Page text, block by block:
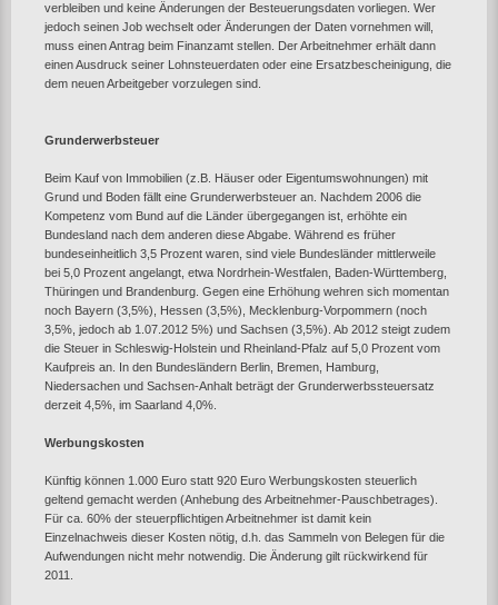
verbleiben und keine Änderungen der Besteuerungsdaten vorliegen. Wer
jedoch seinen Job wechselt oder Änderungen der Daten vornehmen will,
muss einen Antrag beim Finanzamt stellen. Der Arbeitnehmer erhält dann
einen Ausdruck seiner Lohnsteuerdaten oder eine Ersatzbescheinigung, die
dem neuen Arbeitgeber vorzulegen sind.
Grunderwerbsteuer
Beim Kauf von Immobilien (z.B. Häuser oder Eigentumswohnungen) mit
Grund und Boden fällt eine Grunderwerbsteuer an. Nachdem 2006 die
Kompetenz vom Bund auf die Länder übergegangen ist, erhöhte ein
Bundesland nach dem anderen diese Abgabe. Während es früher
bundeseinheitlich 3,5 Prozent waren, sind viele Bundesländer mittlerweile
bei 5,0 Prozent angelangt, etwa Nordrhein-Westfalen, Baden-Württemberg,
Thüringen und Brandenburg. Gegen eine Erhöhung wehren sich momentan
noch Bayern (3,5%), Hessen (3,5%), Mecklenburg-Vorpommern (noch
3,5%, jedoch ab 1.07.2012 5%) und Sachsen (3,5%). Ab 2012 steigt zudem
die Steuer in Schleswig-Holstein und Rheinland-Pfalz auf 5,0 Prozent vom
Kaufpreis an. In den Bundesländern Berlin, Bremen, Hamburg,
Niedersachen und Sachsen-Anhalt beträgt der Grunderwerbssteuersatz
derzeit 4,5%, im Saarland 4,0%.
Werbungskosten
Künftig können 1.000 Euro statt 920 Euro Werbungskosten steuerlich
geltend gemacht werden (Anhebung des Arbeitnehmer-Pauschbetrages).
Für ca. 60% der steuerpflichtigen Arbeitnehmer ist damit kein
Einzelnachweis dieser Kosten nötig, d.h. das Sammeln von Belegen für die
Aufwendungen nicht mehr notwendig. Die Änderung gilt rückwirkend für
2011.